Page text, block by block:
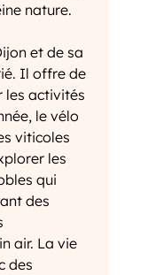
nature.
et de sa
Il offre de
les activités
le vélo
viticoles
les
qui
des
air. La vie
des